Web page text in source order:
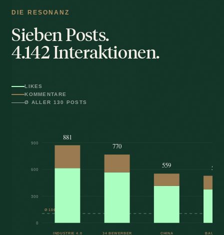
DIE RESONANZ
Sieben Posts.
4.142 Interaktionen.
LIKES
KOMMENTARE
Ø ALLER 130 POSTS
0
300
600
900
Ø 106
881
INDUSTRIE 4.0
770
34 BEWERBER
559
CHINA
530